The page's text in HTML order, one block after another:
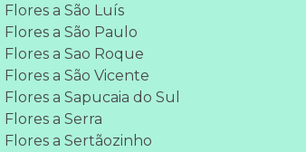
Flores a São Luís
Flores a São Paulo
Flores a Sao Roque
Flores a São Vicente
Flores a Sapucaia do Sul
Flores a Serra
Flores a Sertãozinho